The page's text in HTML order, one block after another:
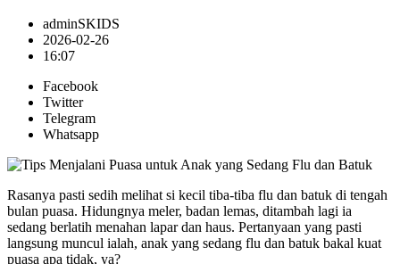
adminSKIDS
2026-02-26
16:07
Facebook
Twitter
Telegram
Whatsapp
Rasanya pasti sedih melihat si kecil tiba-tiba flu dan batuk di tengah
bulan puasa. Hidungnya meler, badan lemas, ditambah lagi ia
sedang berlatih menahan lapar dan haus. Pertanyaan yang pasti
langsung muncul ialah, anak yang sedang flu dan batuk bakal kuat
puasa apa tidak, ya?